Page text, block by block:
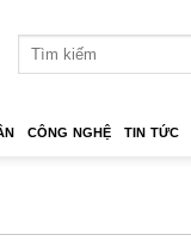
CÔNG NGHỆ TIN TỨC